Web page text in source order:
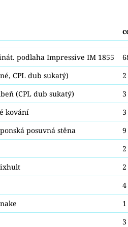
podlaha Impressive IM 1855
CPL dub sukatý)
(CPL dub sukatý)
kování
posuvná stěna